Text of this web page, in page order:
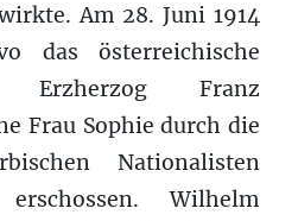
Am 28. Juni 1914
das österreichische
Erzherzog Franz
Frau Sophie durch die
Nationalisten
Wilhelm